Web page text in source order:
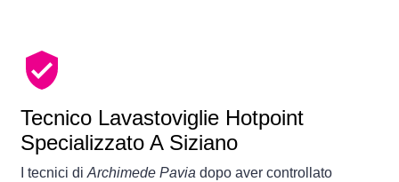
Tecnico Lavastoviglie Hotpoint
Specializzato A Siziano
I tecnici di Archimede Pavia dopo aver controllato